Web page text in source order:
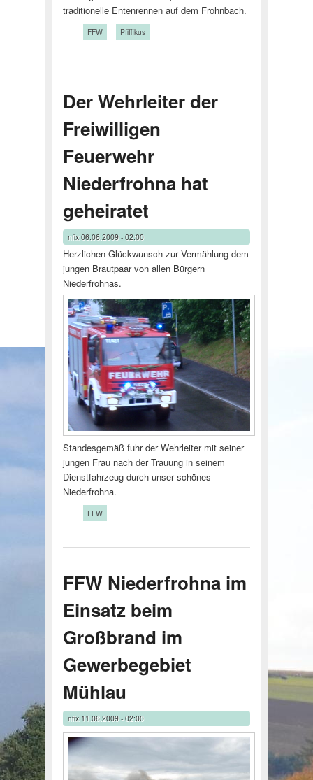
traditionelle Entenrennen auf dem Frohnbach.
FFW Pfiffikus
Der Wehrleiter der
Freiwilligen
Feuerwehr
Niederfrohna hat
geheiratet
nfix06.06.2009 - 02:00
Herzlichen Glückwunsch zur Vermählung dem
jungen Brautpaar von allen Bürgern
Niederfrohnas.
Standesgemäß fuhr der Wehrleiter mit seiner
jungen Frau nach der Trauung in seinem
Dienstfahrzeug durch unser schönes
Niederfrohna.
FFW
FFW Niederfrohna im
Einsatz beim
Großbrand im
Gewerbegebiet
Mühlau
nfix11.06.2009 - 02:00